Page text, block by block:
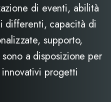
di eventi, abilità
differenti, capacità di
supporto,
a disposizione per
progetti